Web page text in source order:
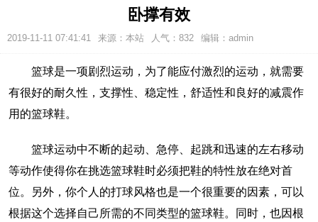
卧撑有效
2019-11-11 07:41:41 来源：本站 人气：832 编辑：admin
篮球是一项剧烈运动，为了能应付激烈的运动，就需要
有很好的耐久性，支撑性、稳定性，舒适性和良好的减震作
用的篮球鞋。
篮球运动中不断的起动、急停、起跳和迅速的左右移动
等动作使得你在挑选篮球鞋时必须把鞋的特性放在绝对首
位。另外，你个人的打球风格也是一个很重要的因素，可以
根据这个选择自己所需的不同类型的篮球鞋。同时，也因根